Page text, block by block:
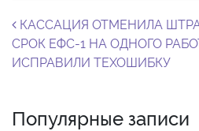
Навигация по
КАССАЦИЯ ОТМЕНИЛА
СРОК ЕФС-1 НА ОДНОГО
ИСПРАВИЛИ ТЕХОШИБКУ
Популярные записи